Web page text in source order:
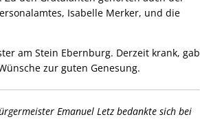
Isabelle Merker, und die
am Stein Ebernburg. Derzeit krank, gab
zur guten Genesung.
Emanuel Letz bedankte sich bei